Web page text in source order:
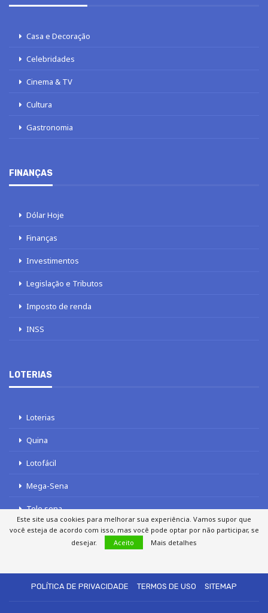
Casa e Decoração
Celebridades
Cinema & TV
Cultura
Gastronomia
FINANÇAS
Dólar Hoje
Finanças
Investimentos
Legislação e Tributos
Imposto de renda
INSS
LOTERIAS
Loterias
Quina
Lotofácil
Mega-Sena
Tele sena
POLÍTICA DE PRIVACIDADE
TERMOS DE USO SITEMAP
Este site usa cookies para melhorar sua experiência. Vamos supor que
você esteja de acordo com isso, mas você pode optar por não participar, se
desejar.
Aceito Mais detalhes